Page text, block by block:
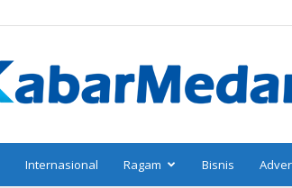
Internasional Ragam Bisnis